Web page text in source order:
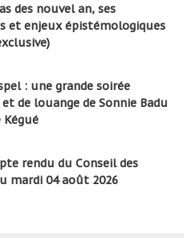
des nouvel an, ses
et enjeux épistémologiques
: une grande soirée
et de louange de Sonnie Badu
Kégué
rendu du Conseil des
mardi 04 août 2026